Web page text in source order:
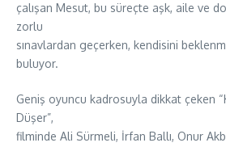
çalışan Mesut, bu süreçte aşk, aile ve
zorlu
sınavlardan geçerken, kendisini
buluyor.
Geniş oyuncu kadrosuyla dikkat çeken
Düşer”,
filminde Ali Sürmeli, İrfan Ballı, Onur